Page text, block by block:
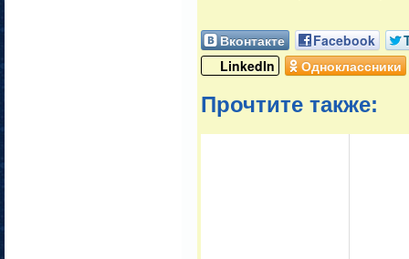
Вконтакте Facebook
LinkedIn
Одноклассники
Прочтите также: